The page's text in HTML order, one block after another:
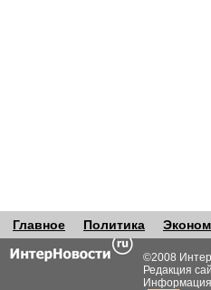
Главное Политика
©2008
Редакция
Информация